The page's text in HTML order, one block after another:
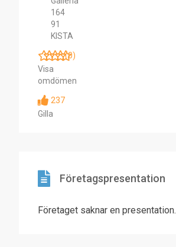
164
91
KISTA
(0)
Visa
omdömen
237
Gilla
Företagspresentation
Företaget saknar en presentation.